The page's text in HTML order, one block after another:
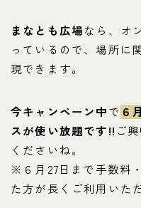
まなとも広場なら、オ
っているので、場所に
現できます。
今キャンペーン中で ６
スが使い放題です!! ご
くださいね。
※６月27日まで手数料
た方が長くご利用いた